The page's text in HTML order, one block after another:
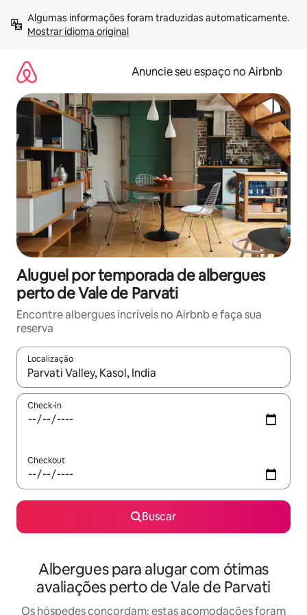
para
Mostrar idioma original
Anuncie seu espaço no Airbnb
Aluguel por temporada de albergues
perto de Vale de Parvati
Encontre albergues incríveis no Airbnb e faça sua
reserva
Localização
Quando os resultados estiverem disponíveis, explore-os
Check-in
Checkout
Buscar
Albergues para alugar com ótimas
avaliações perto de Vale de Parvati
Os hóspedes concordam: estas acomodações foram